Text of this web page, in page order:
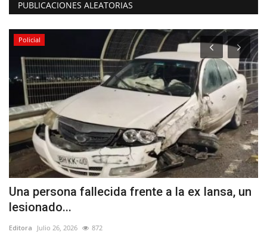
PUBLICACIONES ALEATORIAS
Policial
Una persona fallecida frente a la ex Iansa, un
lesionado...
Editora Julio 26, 2026 872